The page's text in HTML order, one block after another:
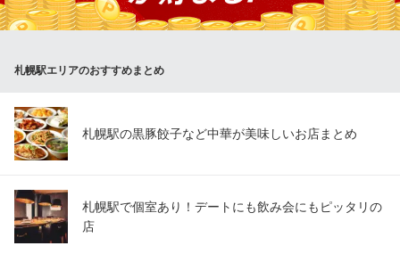
でも満足度抜群です。
ちょい飲み／昼飲み酒場
北海道札幌市中央区北3条西4-1-1 日本生命札幌ビルB1
札幌駅エリアのおすすめまとめ
札幌駅の黒豚餃子など中華が美味しいお店まとめ
札幌駅で個室あり！デートにも飲み会にもピッタリの
店